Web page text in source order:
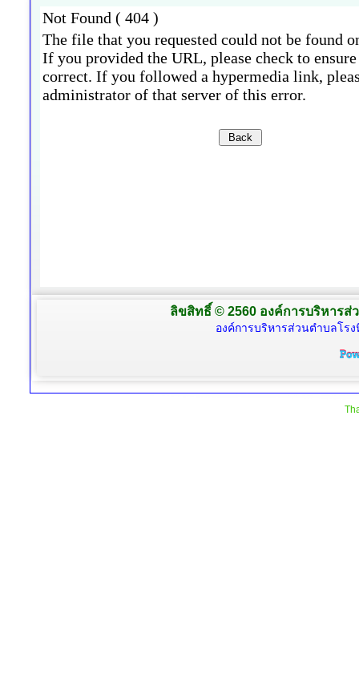
ลิขสิทธิ์ © 2560 องค์การบริหารส่
องค์การบริหารส่วนตำบลโร